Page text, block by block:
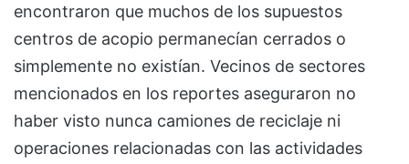
encontraron que muchos de los supuestos
centros de acopio permanecían cerrados o
simplemente no existían. Vecinos de sectores
mencionados en los reportes aseguraron no
haber visto nunca camiones de reciclaje ni
operaciones relacionadas con las actividades